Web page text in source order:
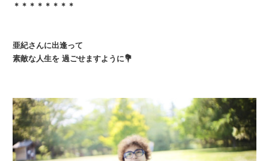
＊＊＊＊＊＊＊＊
亜紀さんに出逢って
素敵な人生を 過ごせますように💐